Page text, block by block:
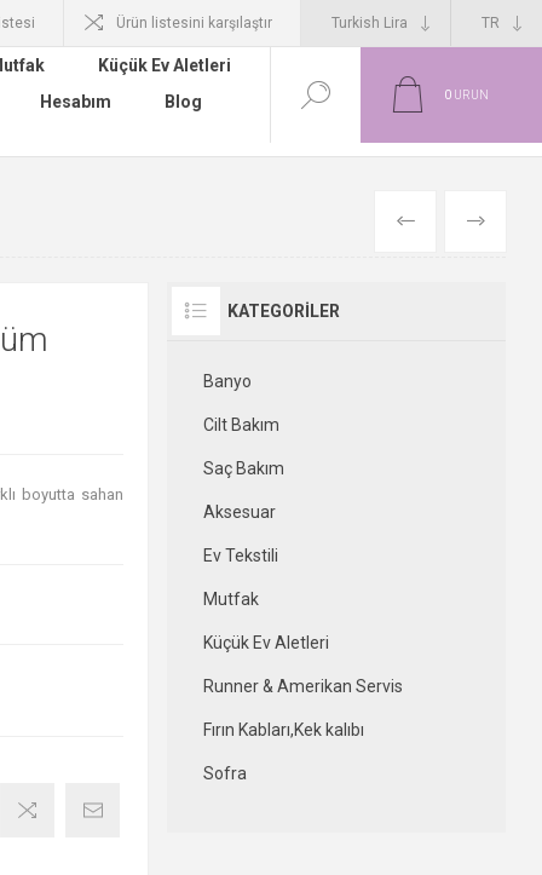
Ürün listesini karşılaştır
Küçük Ev Aletleri
Hesabım
Blog
0 ÜRÜN
ÖNCEKISONRAKI
boyutta sahan
KATEGORILER
Banyo
Cilt Bakım
Saç Bakım
Aksesuar
Ev Tekstili
Mutfak
Küçük Ev Aletleri
Runner & Amerikan Servis
Fırın Kabları,Kek kalıbı
Sofra